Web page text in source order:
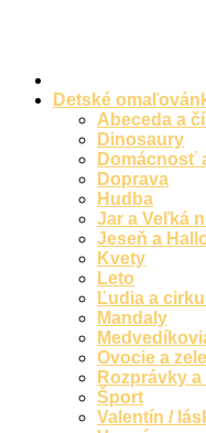
Detské
Abeceda a
Dinosaury
Domácnosť
Doprava
Hudba
Jar a Veľká
Jeseň a
Kvety
Leto
Ľudia a
Mandaly
Ovocie a
Rozprávky
Šport
Valentín /